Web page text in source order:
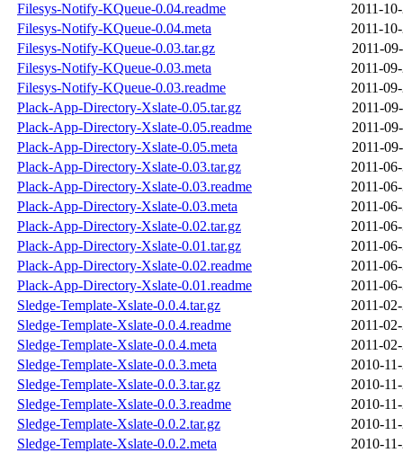
Filesys-Notify-KQueue-0.04.readme
2011-
Filesys-Notify-KQueue-0.04.meta
2011-
Filesys-Notify-KQueue-0.03.tar.gz
2011-
Filesys-Notify-KQueue-0.03.meta
2011-
Filesys-Notify-KQueue-0.03.readme
2011-
Plack-App-Directory-Xslate-0.05.tar.gz
2011-
Plack-App-Directory-Xslate-0.05.readme
2011-
Plack-App-Directory-Xslate-0.05.meta
2011-
Plack-App-Directory-Xslate-0.03.tar.gz
2011-
Plack-App-Directory-Xslate-0.03.readme
2011-
Plack-App-Directory-Xslate-0.03.meta
2011-
Plack-App-Directory-Xslate-0.02.tar.gz
2011-
Plack-App-Directory-Xslate-0.01.tar.gz
2011-
Plack-App-Directory-Xslate-0.02.readme
2011-
Plack-App-Directory-Xslate-0.01.readme
2011-
Sledge-Template-Xslate-0.0.4.tar.gz
2011-
Sledge-Template-Xslate-0.0.4.readme
2011-
Sledge-Template-Xslate-0.0.4.meta
2011-
Sledge-Template-Xslate-0.0.3.meta
2010-
Sledge-Template-Xslate-0.0.3.tar.gz
2010-
Sledge-Template-Xslate-0.0.3.readme
2010-
Sledge-Template-Xslate-0.0.2.tar.gz
2010-
Sledge-Template-Xslate-0.0.2.meta
2010-